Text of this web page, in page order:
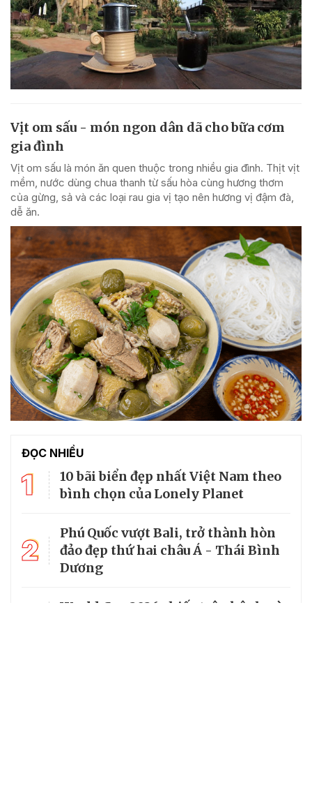
Vịt om sấu - món ngon dân dã cho bữa cơm
gia đình
Vịt om sấu là món ăn quen thuộc trong nhiều gia đình. Thịt vịt
mềm, nước dùng chua thanh từ sấu hòa cùng hương thơm
của gừng, sả và các loại rau gia vị tạo nên hương vị đậm đà,
dễ ăn.
ĐỌC NHIỀU
1
10 bãi biển đẹp nhất Việt Nam theo
bình chọn của Lonely Planet
2
Phú Quốc vượt Bali, trở thành hòn
đảo đẹp thứ hai châu Á - Thái Bình
Dương
World Cup 2026 chiếu trên kênh nào